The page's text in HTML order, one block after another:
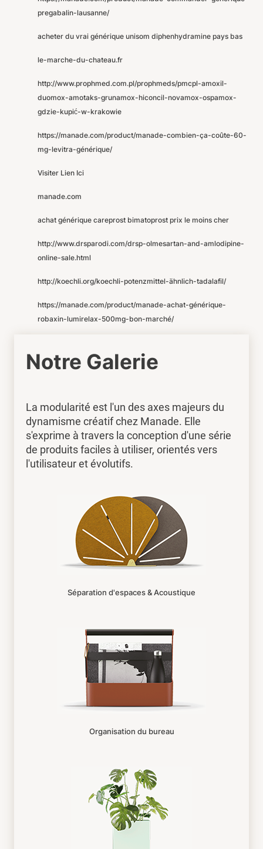
pregabalin-lausanne/
acheter du vrai générique unisom diphenhydramine pays bas
le-marche-du-chateau.fr
http://www.prophmed.com.pl/prophmeds/pmcpl-amoxil-
duomox-amotaks-grunamox-hiconcil-novamox-ospamox-
gdzie-kupić-w-krakowie
https://manade.com/product/manade-combien-ça-coûte-60-
mg-levitra-générique/
Visiter Lien Ici
manade.com
achat générique careprost bimatoprost prix le moins cher
http://www.drsparodi.com/drsp-olmesartan-and-amlodipine-
online-sale.html
http://koechli.org/koechli-potenzmittel-ähnlich-tadalafil/
https://manade.com/product/manade-achat-générique-
robaxin-lumirelax-500mg-bon-marché/
Notre Galerie
La modularité est l'un des axes majeurs du
dynamisme créatif chez Manade. Elle
s'exprime à travers la conception d'une série
de produits faciles à utiliser, orientés vers
l'utilisateur et évolutifs.
Séparation d'espaces & Acoustique
Organisation du bureau